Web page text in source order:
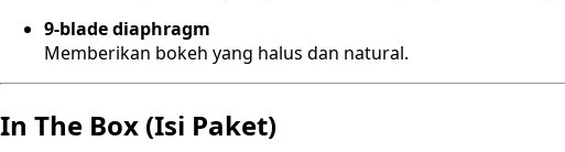
9-blade diaphragm
Memberikan bokeh yang halus dan natural.
In The Box (Isi Paket)